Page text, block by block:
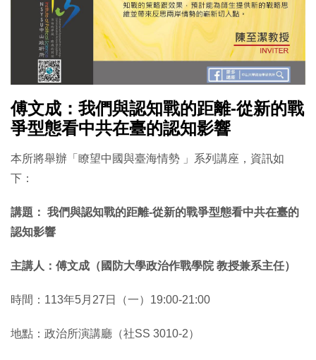
傅文成：我們與認知戰的距離-從新的戰
爭型態看中共在臺的認知影響
本所將舉辦「瞭望中國與臺海情勢 」系列講座，資訊如
下：
講題： 我們與認知戰的距離-從新的戰爭型態看中共在臺的
認知影響
主講人：傅文成（國防大學政治作戰學院 教授兼系主任）
時間：113年5月27日（一）19:00-21:00
地點：政治所演講廳（社SS 3010-2）